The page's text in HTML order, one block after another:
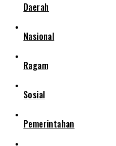
Daerah
Nasional
Ragam
Sosial
Pemerintahan